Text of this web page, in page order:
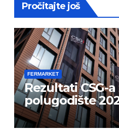
Pročitajte još
FERMARKET
Rezultati CSG-
polugodište